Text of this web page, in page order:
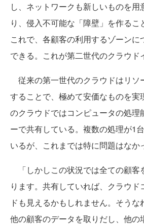
し、ネットワークも新しいものを用
り、侵入不可能な「障壁」を作るこ
これで、各顧客の利用するゾーンに
できる。これが第二世代のクラウド
従来の第一世代のクラウドはリソ
することで、極めて安価なものを実
のクラウドではコンピュータの処理
ーで共有している。複数の処理が1
いるが、これまでは特に問題はなか
「しかしこの状況では全ての顧客
ります。共有していれば、クラウド
ドも見えるかもしれません。そうな
他の顧客のデータを取りだし、他の